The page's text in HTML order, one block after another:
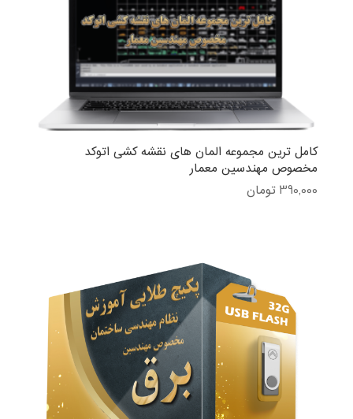
کامل ترین مجموعه المان های نقشه کشی اتوکد
مخصوص مهندسین معمار
390,000تومان